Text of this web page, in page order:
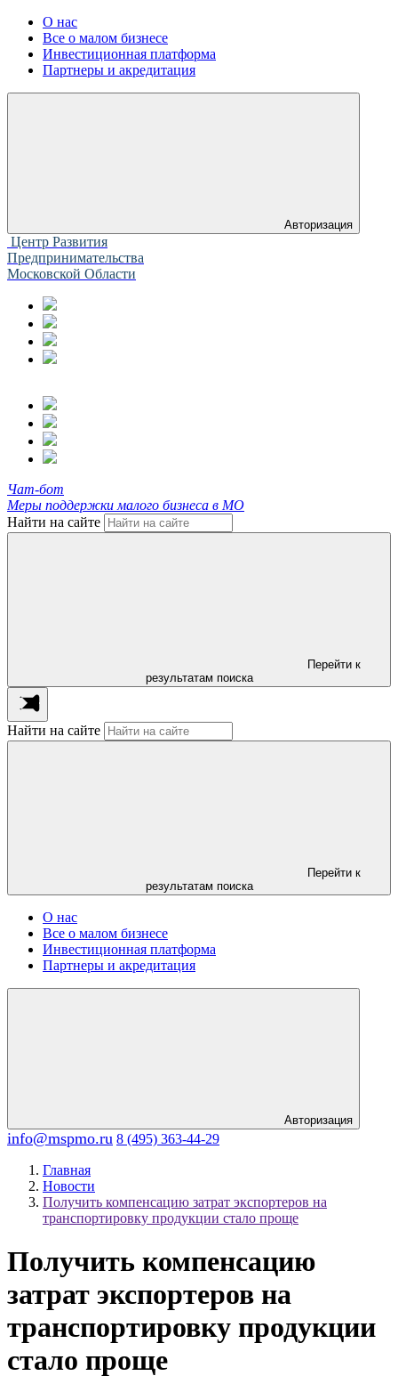
О нас
Все о малом бизнесе
Инвестиционная платформа
Партнеры и акредитация
Авторизация
Центр Развития
Предпринимательства
Московской Области
Чат-бот
Меры поддержки малого бизнеса в МО
Найти на сайте
Перейти к
результатам поиска
Найти на сайте
Перейти к
результатам поиска
О нас
Все о малом бизнесе
Инвестиционная платформа
Партнеры и акредитация
Авторизация
info@mspmo.ru 8 (495) 363-44-29
Главная
Новости
Получить компенсацию затрат экспортеров на
транспортировку продукции стало проще
Получить компенсацию
затрат экспортеров на
транспортировку продукции
стало проще